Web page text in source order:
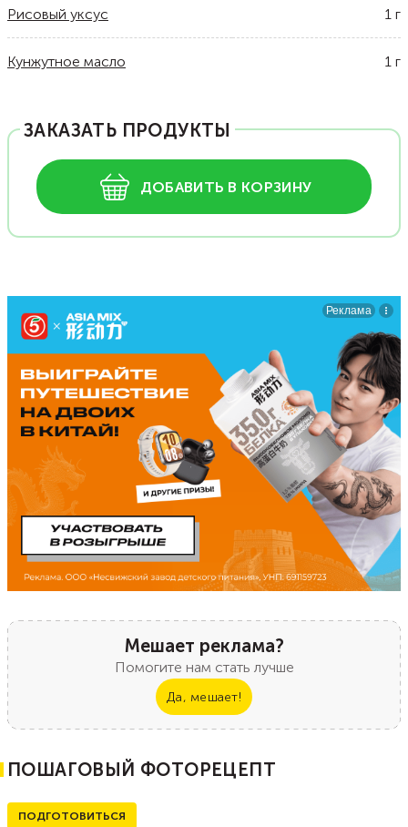
Рисовый уксус 1 г
Кунжутное масло 1 г
ЗАКАЗАТЬ ПРОДУКТЫ
ДОБАВИТЬ В КОРЗИНУ
Мешает реклама?
Помогите нам стать лучше
Да, мешает!
ПОШАГОВЫЙ ФОТОРЕЦЕПТ
ПОДГОТОВИТЬСЯ